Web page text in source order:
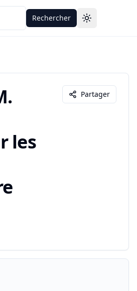
Rechercher Toggle theme
les
Partager